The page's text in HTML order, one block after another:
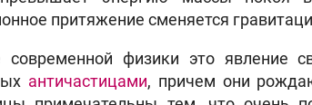
притяжение сменяется
физики это явление
античастицами, причем они